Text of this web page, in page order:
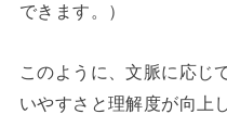
できます。）
このように、文脈に応じ
いやすさと理解度が向上